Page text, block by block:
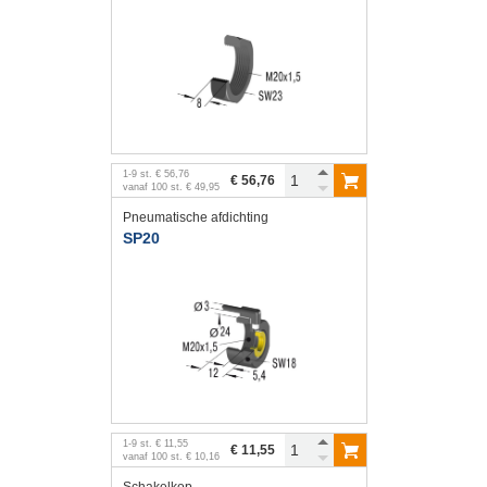
1-9 st. € 56,76
vanaf 100 st. € 49,95 € 56,76
Pneumatische afdichting
SP20
1-9 st. € 11,55
vanaf 100 st. € 10,16 € 11,55